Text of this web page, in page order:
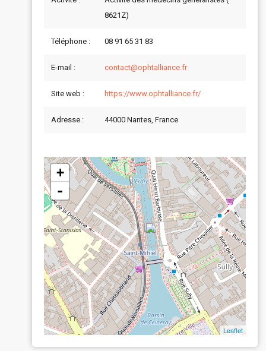
8621Z)
Téléphone : 08 91 65 31 83
E-mail : contact@ophtalliance.fr
Site web : https://www.ophtalliance.fr/
Adresse : 44000 Nantes, France
+
-
Leaflet